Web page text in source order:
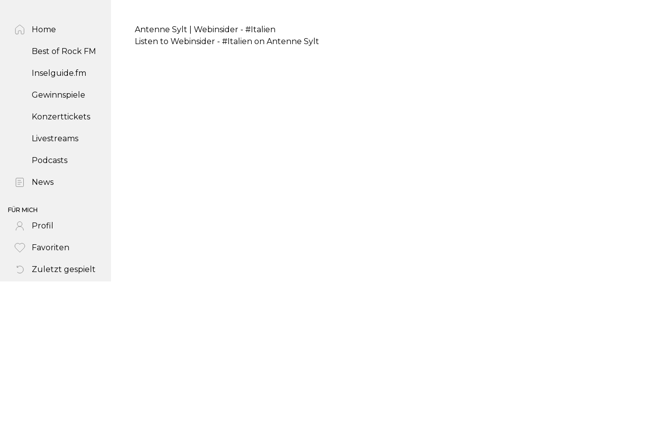
Home
Best of Rock FM
Inselguide.fm
Gewinnspiele
Konzerttickets
Livestreams
Podcasts
News
FÜR MICH
Profil
Favoriten
Zuletzt gespielt
Antenne Sylt | Webinsider - #Italien
Listen to Webinsider - #Italien on Antenne Sylt